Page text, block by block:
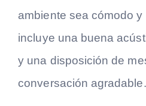
ambiente sea cómodo y
incluye una buena
y una disposición de
conversación agradable.